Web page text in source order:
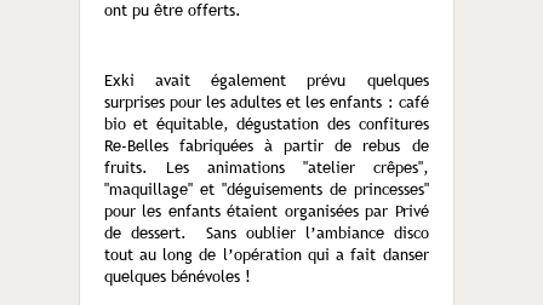
ont pu être offerts.
Exki avait également prévu quelques
surprises pour les adultes et les enfants : café
bio et équitable, dégustation des confitures
Re-Belles fabriquées à partir de rebus de
fruits. Les animations "atelier crêpes",
"maquillage" et "déguisements de princesses"
pour les enfants étaient organisées par Privé
de dessert. Sans oublier l’ambiance disco
tout au long de l’opération qui a fait danser
quelques bénévoles !